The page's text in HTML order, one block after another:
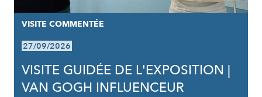
VISITE COMMENTÉE
27/09/2026
VISITE GUIDÉE DE L'EXPOSITION |
VAN GOGH INFLUENCEUR